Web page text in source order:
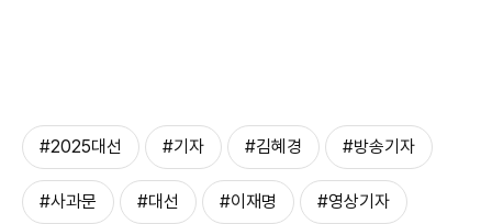
#2025대선 #기자 #김혜경 #방송기자
#사과문 #대선 #이재명 #영상기자